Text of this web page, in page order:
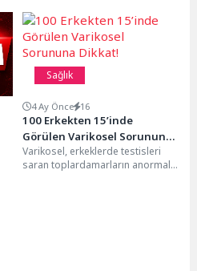
Sağlık
4 Ay Önce 16
100 Erkekten 15’inde
Görülen Varikosel Sorununa
Dikkat!
Varikosel, erkeklerde testisleri
saran toplardamarların anormal